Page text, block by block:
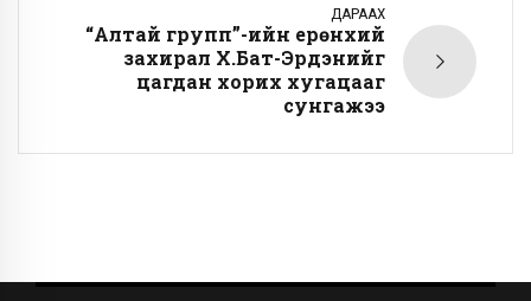
ДАРААХ
“Алтай групп”-ийн ерөнхий
захирал Х.Бат-Эрдэнийг
цагдан хорих хугацааг
сунгажээ